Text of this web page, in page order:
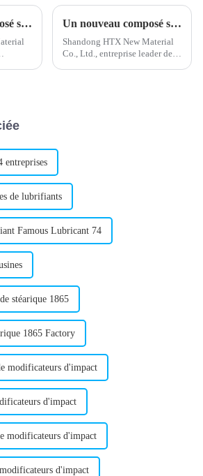
Un nouveau composé stabilisant au plomb développé pour des produits plus sûrs Un nouveau composé stabilisant au plomb développé pour la protection de l'environnement
Shandong HTX New Material
Co., Ltd., entreprise leader de
entreprises
de lubrifiants
Famous Lubricant 74
stéarique 1865
1865 Factory
modificateurs d'impact
d'impact
modificateurs d'impact
d'impact